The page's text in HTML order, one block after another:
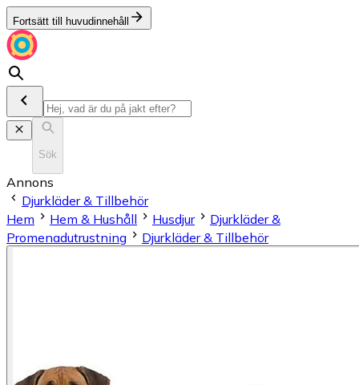
Fortsätt till huvudinnehåll
Sök
Annons
Djurkläder & Tillbehör
Hem
Hem & Hushåll Husdjur
Djurkläder &
Promenadutrustning
Djurkläder & Tillbehör